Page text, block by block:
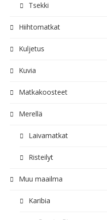
Tsekki
Hiihtomatkat
Kuljetus
Kuvia
Matkakoosteet
Merellä
Laivamatkat
Risteilyt
Muu maailma
Karibia